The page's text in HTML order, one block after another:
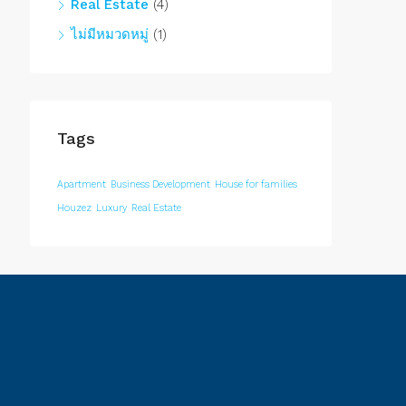
Real Estate (4)
ไม่มีหมวดหมู่ (1)
Tags
Apartment Business Development House for families
Houzez Luxury Real Estate